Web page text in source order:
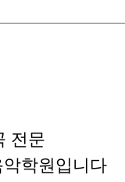
전문
학원입니다